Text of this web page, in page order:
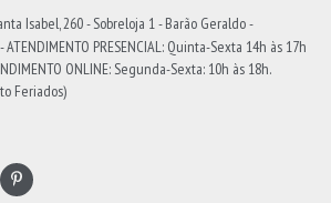
Isabel, 260 - Sobreloja 1 - Barão Geraldo -
ATENDIMENTO PRESENCIAL: Quinta-Sexta 14h às 17h
ONLINE: Segunda-Sexta: 10h às 18h.
Feriados)